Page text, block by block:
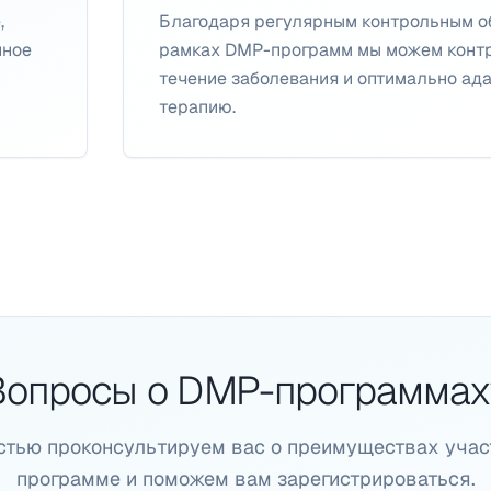
Благодаря регулярным контрольным
рамках DMP-программ мы можем
течение заболевания и оптимально
терапию.
о DMP-
проконсультируем вас о преимуществах
программе и поможем вам зарегистрироваться.